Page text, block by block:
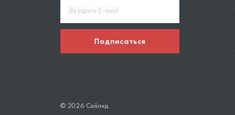
Подписаться
© 2026 Сайлид